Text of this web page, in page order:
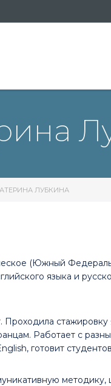
ЛУБКИНА
(Южный
языка и
Проходила
Работает с
готовит